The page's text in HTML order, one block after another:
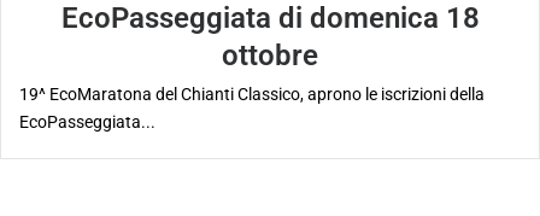
EcoPasseggiata di domenica 18
ottobre
19^ EcoMaratona del Chianti Classico, aprono le iscrizioni della
EcoPasseggiata...